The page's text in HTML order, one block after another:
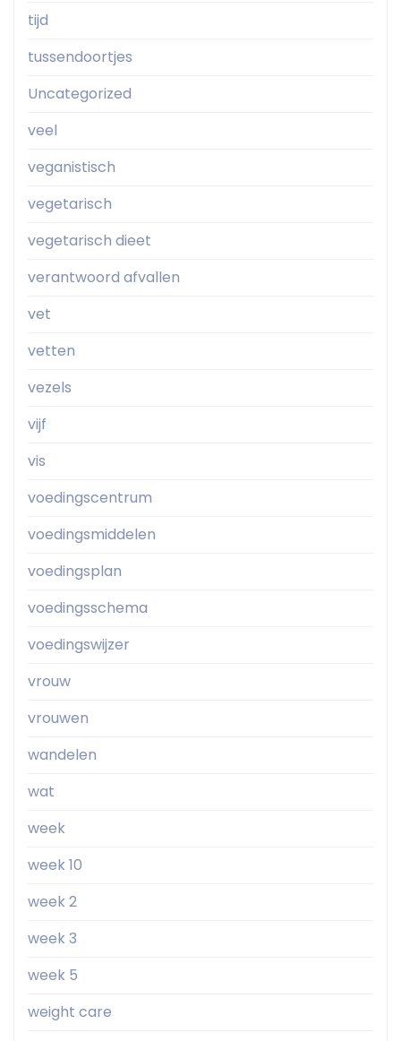
tijd
tussendoortjes
Uncategorized
veel
veganistisch
vegetarisch
vegetarisch dieet
verantwoord afvallen
vet
vetten
vezels
vijf
vis
voedingscentrum
voedingsmiddelen
voedingsplan
voedingsschema
voedingswijzer
vrouw
vrouwen
wandelen
wat
week
week 10
week 2
week 3
week 5
weight care